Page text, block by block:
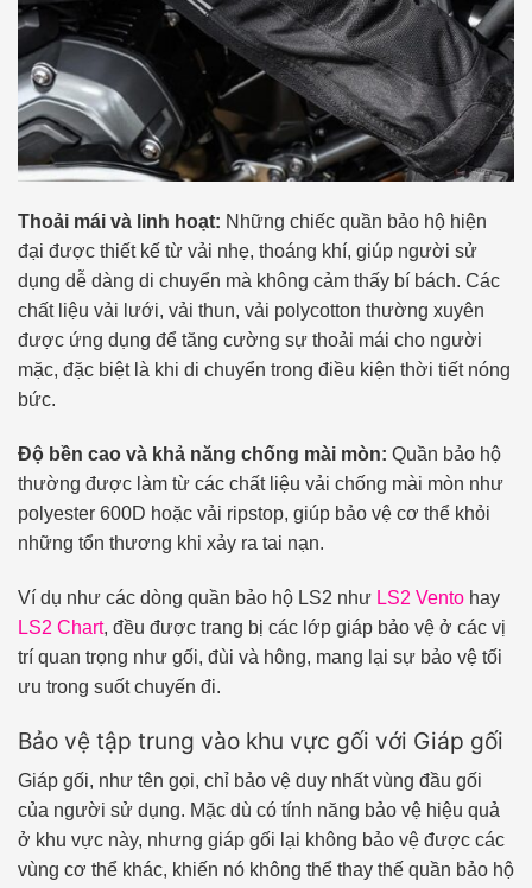
Thoải mái và linh hoạt: Những chiếc quần bảo hộ hiện
đại được thiết kế từ vải nhẹ, thoáng khí, giúp người sử
dụng dễ dàng di chuyển mà không cảm thấy bí bách. Các
chất liệu vải lưới, vải thun, vải polycotton thường xuyên
được ứng dụng để tăng cường sự thoải mái cho người
mặc, đặc biệt là khi di chuyển trong điều kiện thời tiết nóng
bức.
Độ bền cao và khả năng chống mài mòn: Quần bảo hộ
thường được làm từ các chất liệu vải chống mài mòn như
polyester 600D hoặc vải ripstop, giúp bảo vệ cơ thể khỏi
những tổn thương khi xảy ra tai nạn.
Ví dụ như các dòng quần bảo hộ LS2 như LS2 Vento hay
LS2 Chart, đều được trang bị các lớp giáp bảo vệ ở các vị
trí quan trọng như gối, đùi và hông, mang lại sự bảo vệ tối
ưu trong suốt chuyến đi.
Bảo vệ tập trung vào khu vực gối với Giáp gối
Giáp gối, như tên gọi, chỉ bảo vệ duy nhất vùng đầu gối
của người sử dụng. Mặc dù có tính năng bảo vệ hiệu quả
ở khu vực này, nhưng giáp gối lại không bảo vệ được các
vùng cơ thể khác, khiến nó không thể thay thế quần bảo hộ